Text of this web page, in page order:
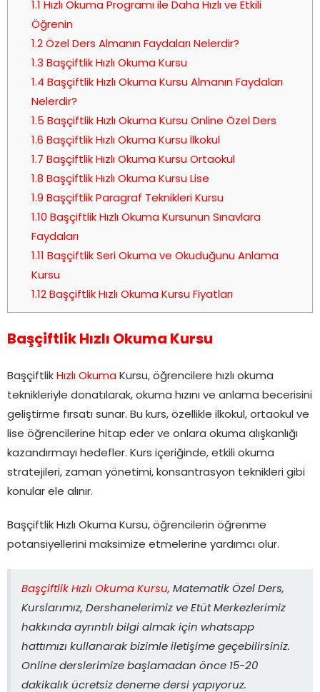
1.1 Hızlı Okuma Programı ile Daha Hızlı ve Etkili
Öğrenin
1.2Özel Ders Almanın Faydaları Nelerdir?
1.3 Başçiftlik Hızlı Okuma Kursu
1.4 Başçiftlik Hızlı Okuma Kursu Almanın Faydaları
Nelerdir?
1.5 Başçiftlik Hızlı Okuma Kursu Online Özel Ders
1.6 Başçiftlik Hızlı Okuma Kursu İlkokul
1.7 Başçiftlik Hızlı Okuma Kursu Ortaokul
1.8 Başçiftlik Hızlı Okuma Kursu Lise
1.9 Başçiftlik Paragraf Teknikleri Kursu
1.10 Başçiftlik Hızlı Okuma Kursunun Sınavlara
Faydaları
1.11 Başçiftlik Seri Okuma ve Okuduğunu Anlama
Kursu
1.12Başçiftlik Hızlı Okuma Kursu Fiyatları
Başçiftlik Hızlı Okuma Kursu
Başçiftlik Hızlı Okuma Kursu, öğrencilere hızlı okuma
teknikleriyle donatılarak, okuma hızını ve anlama becerisini
geliştirme fırsatı sunar. Bu kurs, özellikle ilkokul, ortaokul ve
lise öğrencilerine hitap eder ve onlara okuma alışkanlığı
kazandırmayı hedefler. Kurs içeriğinde, etkili okuma
stratejileri, zaman yönetimi, konsantrasyon teknikleri gibi
konular ele alınır.
Başçiftlik Hızlı Okuma Kursu, öğrencilerin öğrenme
potansiyellerini maksimize etmelerine yardımcı olur.
Başçiftlik Hızlı Okuma Kursu, Matematik Özel Ders,
Kurslarımız, Dershanelerimiz ve Etüt Merkezlerimiz
hakkında ayrıntılı bilgi almak için whatsapp
hattımızı kullanarak bizimle iletişime geçebilirsiniz.
Online derslerimize başlamadan önce 15-20
dakikalık ücretsiz deneme dersi yapıyoruz.